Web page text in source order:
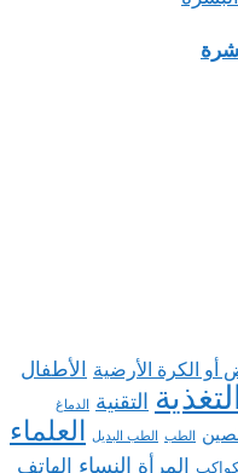
أو الكرة الأرضية الأطفال
التغذية التقنية الدماغ
الطب الطب البديل العلماء
المرأة النساء الهاتف